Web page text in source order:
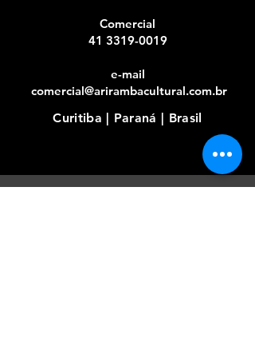
Comercial​
41 3319-0019
e-mail
comercial@arirambacultural.com.br
Curitiba | Paraná | Brasil